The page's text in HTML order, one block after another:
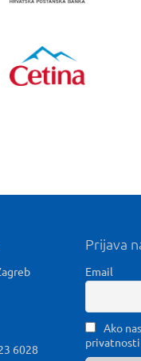
6028
Prijava
Email
Ako
privatnosti